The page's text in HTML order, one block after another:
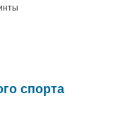
спорта